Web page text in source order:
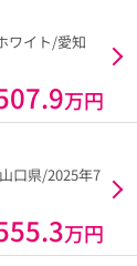
ワイト/愛知
万円
口県/2025年7
万円